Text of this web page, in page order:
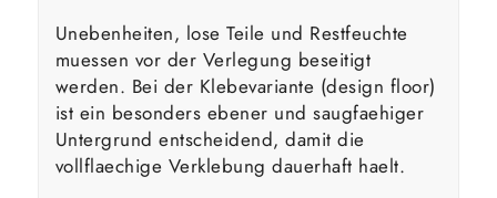
Unebenheiten, lose Teile und Restfeuchte
muessen vor der Verlegung beseitigt
werden. Bei der Klebevariante (design floor)
ist ein besonders ebener und saugfaehiger
Untergrund entscheidend, damit die
vollflaechige Verklebung dauerhaft haelt.